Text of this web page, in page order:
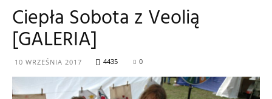
Abrys
Ciepła Sobota z Veolią
[GALERIA]
10 WRZEŚNIA 2017 4435 0